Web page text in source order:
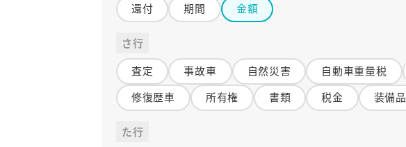
還付
期間 金額
さ行
査定
事故車 自然災害 自動車重量税
修復歴車
所有権 書類 税金 装備品
た行